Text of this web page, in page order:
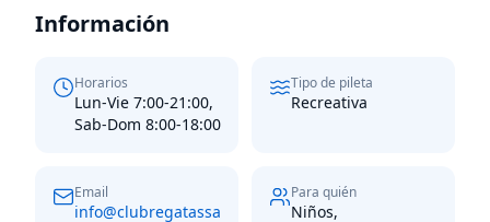
Información
Horarios
Lun-Vie 7:00-21:00,
Sab-Dom 8:00-18:00
Tipo de pileta
Recreativa
Email
info@clubregatassa
Para quién
Niños,